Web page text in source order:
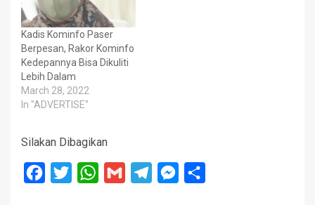
Kadis Kominfo Paser
Berpesan, Rakor Kominfo
Kedepannya Bisa Dikuliti
Lebih Dalam
March 28, 2022
In "ADVERTISE"
Silakan Dibagikan
Facebook
Twitter WhatsApp
Gmail TelegramMessenger